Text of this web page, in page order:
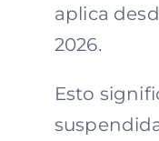
aplica
2026.
Esto